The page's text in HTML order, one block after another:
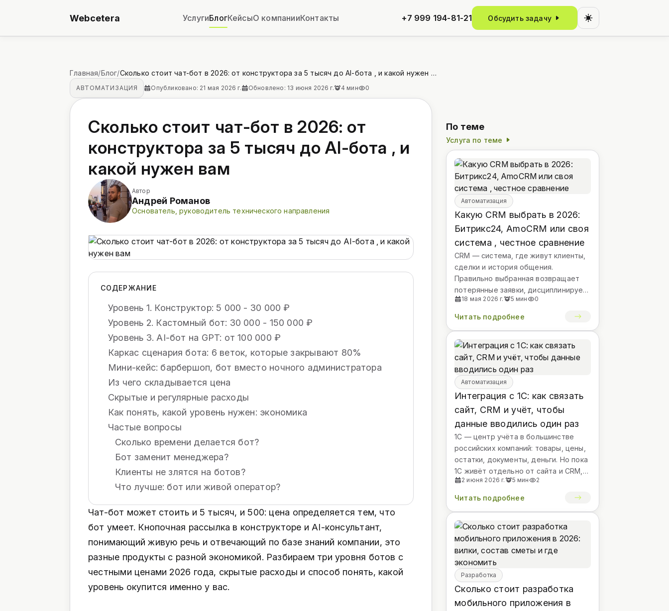
Webcetera УслугиБлогКейсыО компанииКонтакты +7 999 194-81-21 Обсудить задачу
Главная/Блог/ Сколько стоит чат-бот в 2026: от конструктора за 5 тысяч до AI-бота , и какой нужен вам
АВТОМАТИЗАЦИЯ Опубликовано: 21 мая 2026 г. Обновлено: 13 июня 2026 г. 4 мин 0
Сколько стоит чат-бот в 2026: от
конструктора за 5 тысяч до AI-бота , и
какой нужен вам
Автор
Андрей Романов
Основатель, руководитель технического направления
СОДЕРЖАНИЕ
Уровень 1. Конструктор: 5 000 - 30 000 ₽
Уровень 2. Кастомный бот: 30 000 - 150 000 ₽
Уровень 3. AI-бот на GPT: от 100 000 ₽
Каркас сценария бота: 6 веток, которые закрывают 80%
Мини-кейс: барбершоп, бот вместо ночного администратора
Из чего складывается цена
Скрытые и регулярные расходы
Как понять, какой уровень нужен: экономика
Частые вопросы
Сколько времени делается бот?
Бот заменит менеджера?
Клиенты не злятся на ботов?
Что лучше: бот или живой оператор?
Чат-бот может стоить и 5 тысяч, и 500: цена определяется тем, что
бот умеет. Кнопочная рассылка в конструкторе и AI-консультант,
понимающий живую речь и отвечающий по базе знаний компании, это
разные продукты с разной экономикой. Разбираем три уровня ботов с
честными ценами 2026 года, скрытые расходы и способ понять, какой
уровень окупится именно у вас.
По теме
Услуга по теме
Автоматизация
Какую CRM выбрать в 2026:
Битрикс24, AmoCRM или своя
система , честное сравнение
CRM — система, где живут клиенты,
сделки и история общения.
Правильно выбранная возвращает
потерянные заявки, дисциплинирует
продажи и делает бизнес
измеримым. Неправильная — превр...
18 мая 2026 г. 5 мин 0
Читать подробнее
Автоматизация
Интеграция с 1С: как связать
сайт, CRM и учёт, чтобы
данные вводились один раз
1С — центр учёта в большинстве
российских компаний: товары, цены,
остатки, документы, деньги. Но пока
1С живёт отдельно от сайта и CRM,
сотрудники работают «курьерами
данных»: пере...
2 июня 2026 г. 5 мин 2
Читать подробнее
Разработка
Сколько стоит разработка
мобильного приложения в